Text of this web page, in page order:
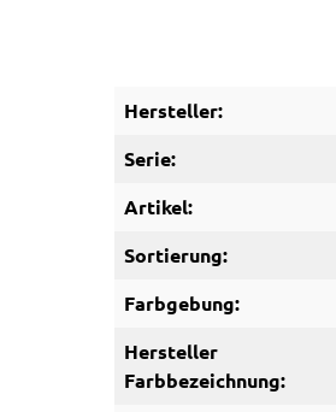
Hersteller:
Serie:
Artikel:
Sortierung:
Farbgebung:
Hersteller
Farbbezeichnung: